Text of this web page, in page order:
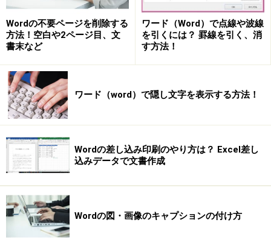
1.WebブラウザでWord文書に取り込みたい範囲をドラッ
グして選択します。
2.右クリックしてショートカットメニューを開きます。
ータがクリップボードにコピーされます。なお、ドラッ
グして選択したあと、［Ctrl］+［C］キーを押してもか
まいません。
Wordの不要ページを削除する
方法！空白や2ページ目、文
書末など
ワード（Word）で点線や波線
を引くには？ 罫線を引く、消
す方法！
ワード（word）で隠し文字を表示する方法！
Wordの差し込み印刷のやり方は？ Excel差し
込みデータで文書作成
Wordの図・画像のキャプションの付け方